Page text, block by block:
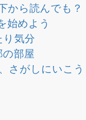
から読んでも？
始めよう
気分
部屋
さがしにいこう